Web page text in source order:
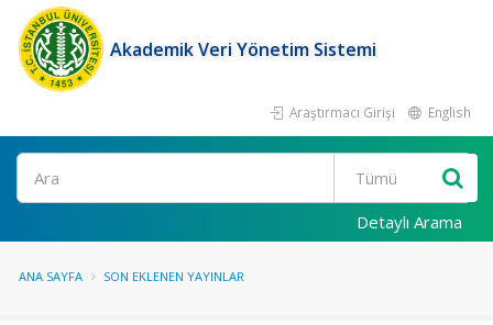
Akademik Veri Yönetim Sistemi
Araştırmacı Girişi English
Ara
Detaylı Arama
ANA SAYFA SON EKLENEN YAYINLAR